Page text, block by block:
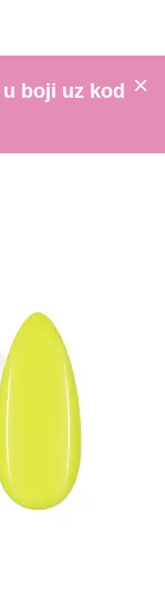
boji uz kod